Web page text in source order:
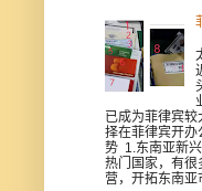
已成为菲律宾
择在菲律宾开办
势 1.东南亚新
热门国家，有很
营，开拓东南亚